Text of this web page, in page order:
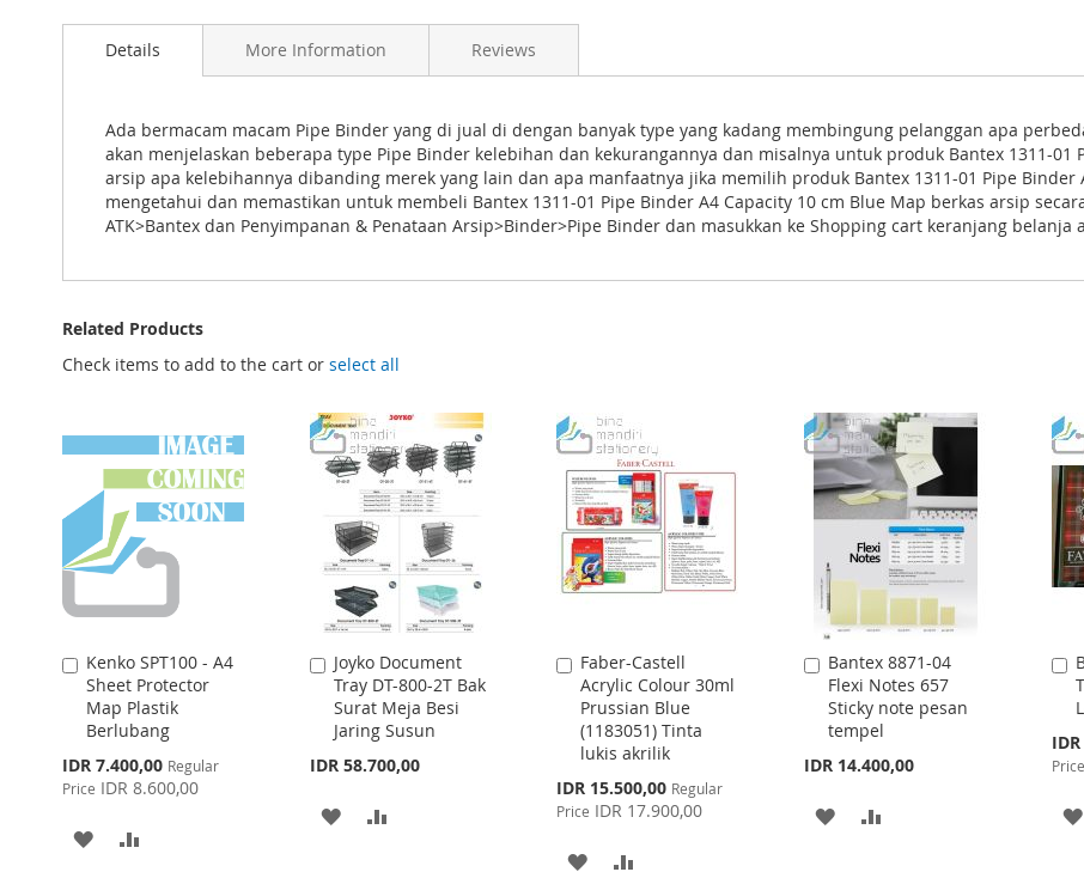
beginning
Details
Ada bermacam macam Pipe Binder yang di jual di dengan banyak type yang kadang membingung pelanggan apa
akan menjelaskan beberapa type Pipe Binder kelebihan dan kekurangannya dan misalnya untuk produk Bantex 1311-01
arsip apa kelebihannya dibanding merek yang lain dan apa manfaatnya jika memilih produk Bantex 1311-01 Pipe Binder
mengetahui dan memastikan untuk membeli Bantex 1311-01 Pipe Binder A4 Capacity 10 cm Blue Map berkas arsip
ATK>Bantex dan Penyimpanan & Penataan Arsip>Binder>Pipe Binder dan masukkan ke Shopping cart keranjang belanja
More Information Reviews
Related Products
Check items to add to the cart or select all
Kenko SPT100 - A4
Sheet Protector
Map Plastik
Berlubang
Special
Price
IDR 7.400,00 Regular
Price IDR 8.600,00
Add
to
Cart
ADD
Joyko Document
Tray DT-800-2T Bak
Surat Meja Besi
Jaring Susun
IDR 58.700,00
Add
to
Cart
ADD
Faber-Castell
Acrylic Colour 30ml
Prussian Blue
(1183051) Tinta
lukis akrilik
Special
Price
IDR 15.500,00 Regular
Price IDR 17.900,00
Add
to
Cart
ADD
Bantex 8871-04
Flexi Notes 657
Sticky note pesan
tempel
IDR 14.400,00
Add
to
Cart
ADD
Price
Price